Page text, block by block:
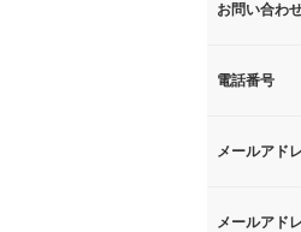
お問い合わ
電話番号
メールアド
メールアド